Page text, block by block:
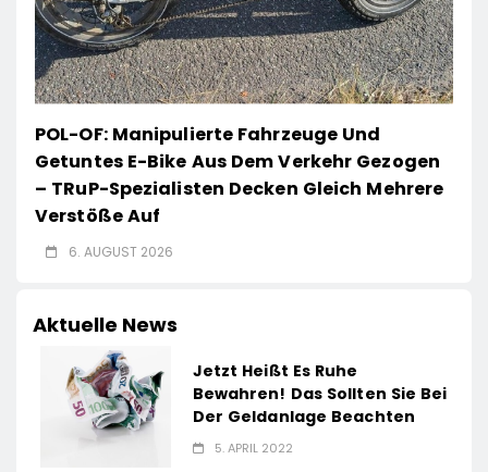
POL-OF: Manipulierte Fahrzeuge Und
Getuntes E-Bike Aus Dem Verkehr Gezogen
– TRuP-Spezialisten Decken Gleich Mehrere
Verstöße Auf
6. AUGUST 2026
Aktuelle News
Jetzt Heißt Es Ruhe
Bewahren! Das Sollten Sie Bei
Der Geldanlage Beachten
5. APRIL 2022